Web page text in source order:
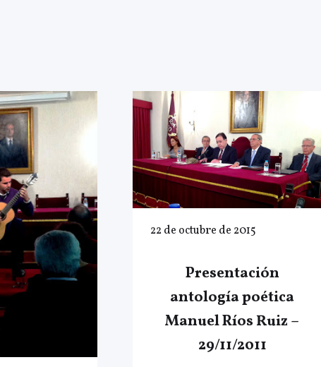
22 de octubre de 2015
Presentación
antología poética
Manuel Ríos Ruiz –
29/11/2011